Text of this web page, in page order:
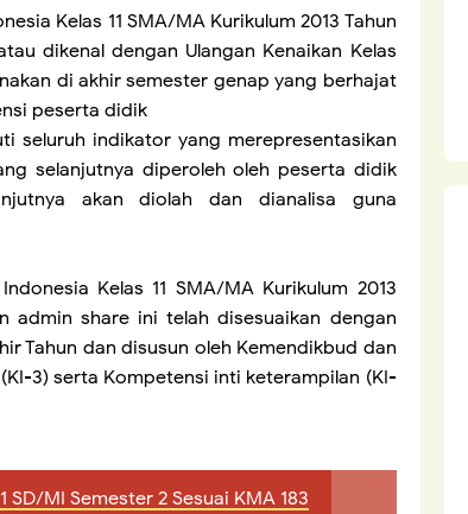
Kelas 11 SMA/MA Kurikulum 2013 Tahun
dikenal dengan Ulangan Kenaikan Kelas
di akhir semester genap yang berhajat
peserta didik
seluruh indikator yang merepresentasikan
selanjutnya diperoleh oleh peserta didik
akan diolah dan dianalisa guna
Kelas 11 SMA/MA Kurikulum 2013
admin share ini telah disesuaikan dengan
Tahun dan disusun oleh Kemendikbud dan
3) serta Kompetensi inti keterampilan (KI-
SD/MI Semester 2 Sesuai KMA 183